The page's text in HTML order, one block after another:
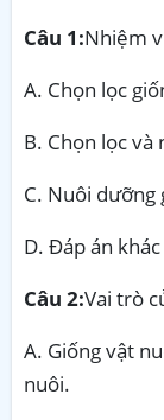
Câu 1:Nhiệm
A. Chọn lọc
B. Chọn lọc và
C. Nuôi dưỡng
D. Đáp án khác
Câu 2:Vai trò
A. Giống vật
nuôi.